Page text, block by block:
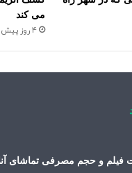
می کند
4 روز پیش
فیلم و حجم مصرفی تماشای